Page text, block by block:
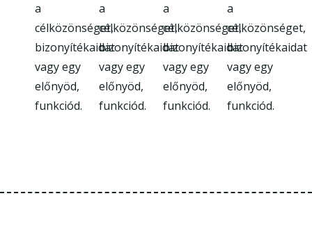
a
célközönséget,
bizonyítékaidat
vagy egy
előnyöd,
funkciód.
a
célközönséget,
bizonyítékaidat
vagy egy
előnyöd,
funkciód.
a
célközönséget,
bizonyítékaidat
vagy egy
előnyöd,
funkciód.
a
célközönséget,
bizonyítékaidat
vagy egy
előnyöd,
funkciód.